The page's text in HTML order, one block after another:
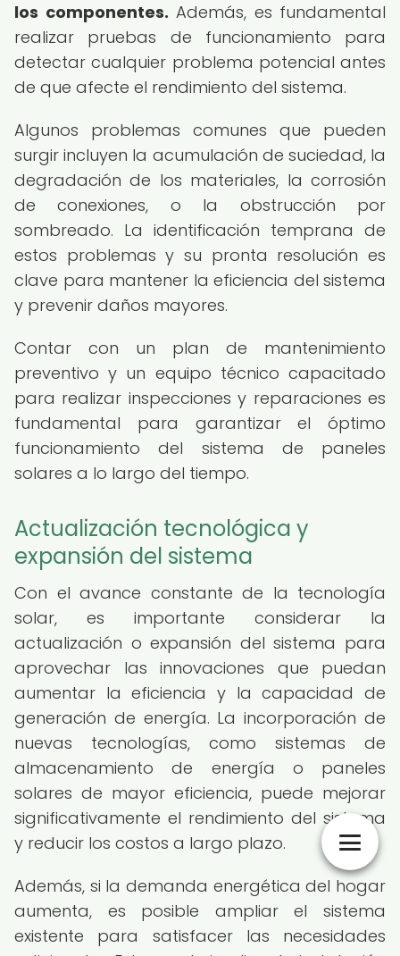
los componentes. Además, es fundamental
realizar pruebas de funcionamiento para
detectar cualquier problema potencial antes
de que afecte el rendimiento del sistema.
Algunos problemas comunes que pueden
surgir incluyen la acumulación de suciedad, la
degradación de los materiales, la corrosión
de conexiones, o la obstrucción por
sombreado. La identificación temprana de
estos problemas y su pronta resolución es
clave para mantener la eficiencia del sistema
y prevenir daños mayores.
Contar con un plan de mantenimiento
preventivo y un equipo técnico capacitado
para realizar inspecciones y reparaciones es
fundamental para garantizar el óptimo
funcionamiento del sistema de paneles
solares a lo largo del tiempo.
Actualización tecnológica y
expansión del sistema
Con el avance constante de la tecnología
solar, es importante considerar la
actualización o expansión del sistema para
aprovechar las innovaciones que puedan
aumentar la eficiencia y la capacidad de
generación de energía. La incorporación de
nuevas tecnologías, como sistemas de
almacenamiento de energía o paneles
solares de mayor eficiencia, puede mejorar
significativamente el rendimiento del sistema
y reducir los costos a largo plazo.
Además, si la demanda energética del hogar
aumenta, es posible ampliar el sistema
existente para satisfacer las necesidades